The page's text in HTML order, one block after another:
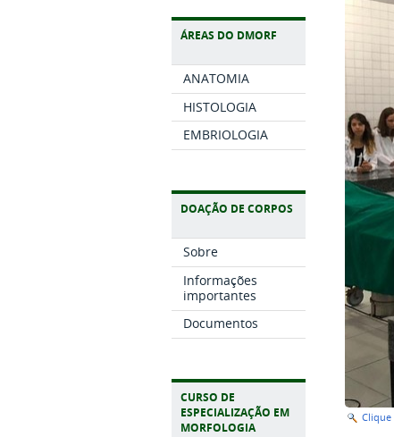
ÁREAS DO DMORF
ANATOMIA
HISTOLOGIA
EMBRIOLOGIA
DOAÇÃO DE CORPOS
Sobre
Informações
importantes
Documentos
CURSO DE
ESPECIALIZAÇÃO EM
MORFOLOGIA
Clique